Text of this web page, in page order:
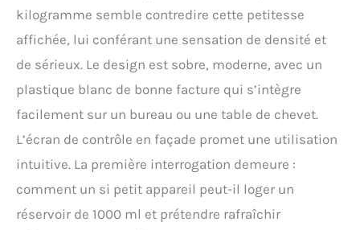
kilogramme semble contredire cette petitesse
affichée, lui conférant une sensation de densité et
de sérieux. Le design est sobre, moderne, avec un
plastique blanc de bonne facture qui s’intègre
facilement sur un bureau ou une table de chevet.
L’écran de contrôle en façade promet une utilisation
intuitive. La première interrogation demeure :
comment un si petit appareil peut-il loger un
réservoir de 1000 ml et prétendre rafraîchir